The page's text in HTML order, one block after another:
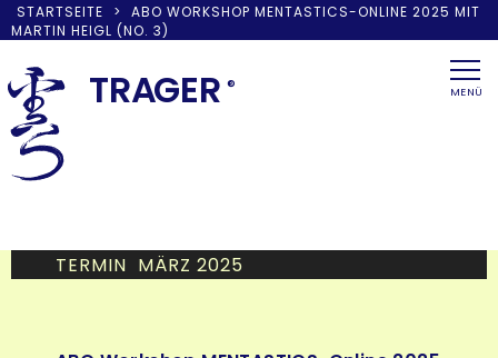
STARTSEITE >
ABO WORKSHOP MENTASTICS-ONLINE 2025 MIT
MARTIN HEIGL (NO. 3)
to
content
TRAGER ® MENÜ
TERMIN MÄRZ 2025